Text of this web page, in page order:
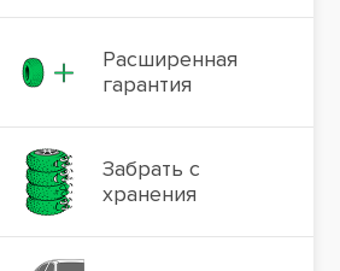
Расширенная
гарантия
Забрать с
хранения